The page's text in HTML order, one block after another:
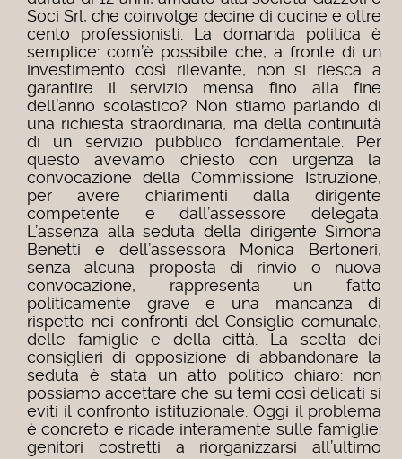
Soci Srl, che coinvolge decine di cucine e oltre
cento professionisti. La domanda politica è
semplice: com’è possibile che, a fronte di un
investimento così rilevante, non si riesca a
garantire il servizio mensa fino alla fine
dell’anno scolastico? Non stiamo parlando di
una richiesta straordinaria, ma della continuità
di un servizio pubblico fondamentale. Per
questo avevamo chiesto con urgenza la
convocazione della Commissione Istruzione,
per avere chiarimenti dalla dirigente
competente e dall’assessore delegata.
L’assenza alla seduta della dirigente Simona
Benetti e dell’assessora Monica Bertoneri,
senza alcuna proposta di rinvio o nuova
convocazione, rappresenta un fatto
politicamente grave e una mancanza di
rispetto nei confronti del Consiglio comunale,
delle famiglie e della città. La scelta dei
consiglieri di opposizione di abbandonare la
seduta è stata un atto politico chiaro: non
possiamo accettare che su temi così delicati si
eviti il confronto istituzionale.Oggi il problema
è concreto e ricade interamente sulle famiglie:
genitori costretti a riorganizzarsi all’ultimo